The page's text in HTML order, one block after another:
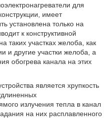
для
имеет
установлена только на
к конструктивной
таких участках желоба, как
и другие участки желоба, а
обогрева канала на этих
является хрупкость
излучения тепла в канал
на них расплавленного